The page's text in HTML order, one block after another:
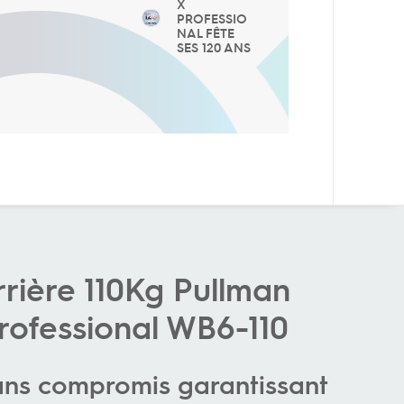
X
PROFESSIO
NAL FÊTE
SES 120 ANS
110Kg Pullman
WB6-110
compromis garantissant